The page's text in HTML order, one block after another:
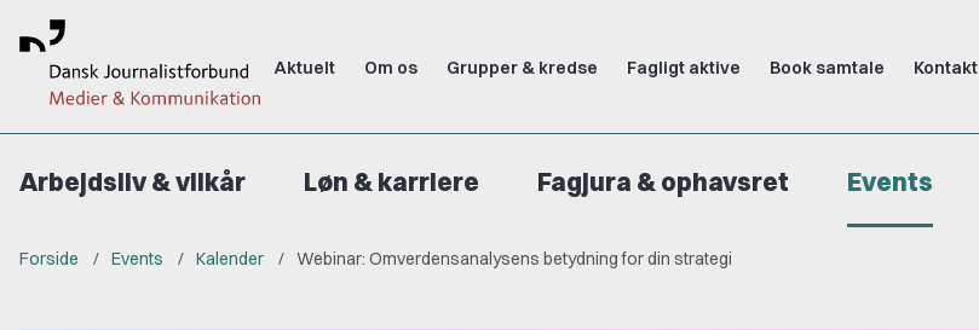
Aktuelt Om os Grupper & kredse Fagligt aktive Book samtale Kontakt
Arbejdsliv & vilkår Løn & karriere Fagjura & ophavsret Events
Forside Events Kalender Webinar: Omverdensanalysens betydning for din strategi